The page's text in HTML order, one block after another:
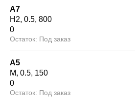
А7
Н2 0.5 800
0
Под заказ
А5
М 0.5 150
0
Под заказ